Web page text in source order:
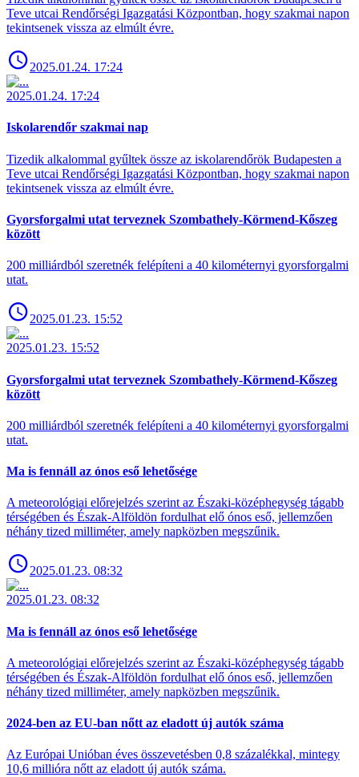
Teve utcai Rendőrségi Igazgatási Központban, hogy szakmai napon
tekintsenek vissza az elmúlt évre.
2025.01.24. 17:24
2025.01.24. 17:24
Iskolarendőr szakmai nap
Tizedik alkalommal gyűltek össze az iskolarendőrök Budapesten a
Teve utcai Rendőrségi Igazgatási Központban, hogy szakmai napon
tekintsenek vissza az elmúlt évre.
Gyorsforgalmi utat terveznek Szombathely-Körmend-Kőszeg
között
200 milliárdból szeretnék felépíteni a 40 kilométernyi gyorsforgalmi
utat.
2025.01.23. 15:52
2025.01.23. 15:52
Gyorsforgalmi utat terveznek Szombathely-Körmend-Kőszeg
között
200 milliárdból szeretnék felépíteni a 40 kilométernyi gyorsforgalmi
utat.
Ma is fennáll az ónos eső lehetősége
A meteorológiai előrejelzés szerint az Északi-középhegység tágabb
térségében és Észak-Alföldön fordulhat elő ónos eső, jellemzően
néhány tized milliméter, amely napközben megszűnik.
2025.01.23. 08:32
2025.01.23. 08:32
Ma is fennáll az ónos eső lehetősége
A meteorológiai előrejelzés szerint az Északi-középhegység tágabb
térségében és Észak-Alföldön fordulhat elő ónos eső, jellemzően
néhány tized milliméter, amely napközben megszűnik.
2024-ben az EU-ban nőtt az eladott új autók száma
Az Európai Unióban éves összevetésben 0,8 százalékkal, mintegy
10,6 millióra nőtt az eladott új autók száma.